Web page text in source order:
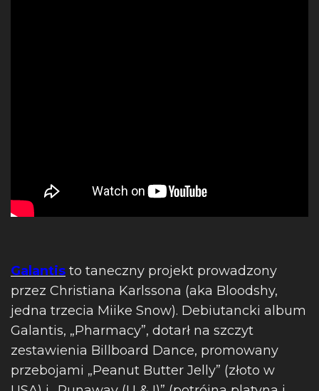
Galantis to taneczny projekt prowadzony
przez Christiana Karlssona (aka Bloodshy,
jedna trzecia Miike Snow). Debiutancki album
Galantis, „Pharmacy”, dotarł na szczyt
zestawienia Billboard Dance, promowany
przebojami „Peanut Butter Jelly” (złoto w